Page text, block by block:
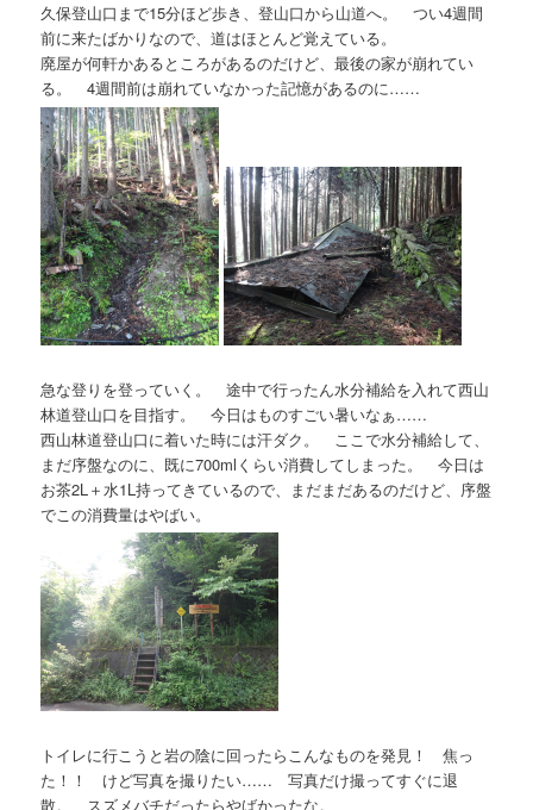
久保登山口まで15分ほど歩き、登山口から山道へ。 つい4週間
前に来たばかりなので、道はほとんど覚えている。
廃屋が何軒かあるところがあるのだけど、最後の家が崩れてい
る。 4週間前は崩れていなかった記憶があるのに……
急な登りを登っていく。 途中で行ったん水分補給を入れて西山
林道登山口を目指す。 今日はものすごい暑いなぁ……
西山林道登山口に着いた時には汗ダク。 ここで水分補給して、
まだ序盤なのに、既に700mlくらい消費してしまった。 今日は
お茶2L＋水1L持ってきているので、まだまだあるのだけど、序盤
でこの消費量はやばい。
トイレに行こうと岩の陰に回ったらこんなものを発見！ 焦っ
た！！ けど写真を撮りたい…… 写真だけ撮ってすぐに退
散。 スズメバチだったらやばかったな。